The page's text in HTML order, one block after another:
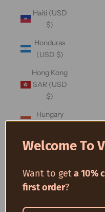
Haiti (USD
$)
Honduras
(USD $)
Hong Kong
SAR (USD
$)
Hungary
Iceland
India (USD
$)
Welcome To
Want to geta 10%
first order?